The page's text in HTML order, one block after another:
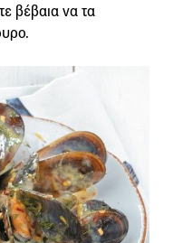
βέβαια να τα